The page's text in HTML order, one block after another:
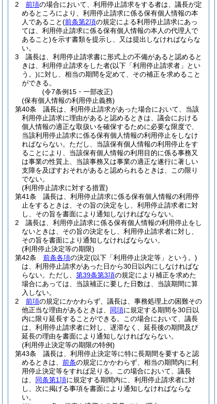
2
前項の場合において、利用停止請求をする者は、議長が定
めるところにより、利用停止請求に係る保有個人情報の本
人であること(前条第2項の規定による利用停止請求にあっ
ては、利用停止請求に係る保有個人情報の本人の代理人で
あること)を示す書類を提示し、又は提出しなければならな
い。
3
議長は、利用停止請求書に形式上の不備があると認めると
きは、利用停止請求をした者(以下「利用停止請求者」とい
う。)に対し、相当の期間を定めて、その補正を求めること
ができる。
(令7条例15・一部改正)
(保有個人情報の利用停止義務)
第40条
議長は、利用停止請求があった場合において、当該
利用停止請求に理由があると認めるときは、議会における
個人情報の適正な取扱いを確保するために必要な限度で、
当該利用停止請求に係る保有個人情報の利用停止をしなけ
ればならない。 ただし、当該保有個人情報の利用停止をす
ることにより、当該保有個人情報の利用目的に係る事務又
は事業の性質上、当該事務又は事業の適正な遂行に著しい
支障を及ぼすおそれがあると認められるときは、この限り
でない。
(利用停止請求に対する措置)
第41条
議長は、利用停止請求に係る保有個人情報の利用停
止をするときは、その旨の決定をし、利用停止請求者に対
し、その旨を書面により通知しなければならない。
2
議長は、利用停止請求に係る保有個人情報の利用停止をし
ないときは、その旨の決定をし、利用停止請求者に対し、
その旨を書面により通知しなければならない。
(利用停止決定等の期限)
第42条
前条各項の決定(以下「利用停止決定等」という。)
は、利用停止請求があった日から30日以内にしなければな
らない。 ただし、 第39条第3項の規定により補正を求めた
場合にあっては、当該補正に要した日数は、当該期間に算
入しない。
2
前項の規定にかかわらず、議長は、事務処理上の困難その
他正当な理由があるときは、 同項に規定する期間を30日以
内に限り延長することができる。
この場合において、議長
は、利用停止請求者に対し、遅滞なく、延長後の期間及び
延長の理由を書面により通知しなければならない。
(利用停止決定等の期限の特例)
第43条
議長は、利用停止決定等に特に長期間を要すると認
めるときは、 前条の規定にかかわらず、相当の期間内に利
用停止決定等をすれば足りる。
この場合において、議長
は、 同条第1項に規定する期間内に、利用停止請求者に対
し、次に掲げる事項を書面により通知しなければならな
い。